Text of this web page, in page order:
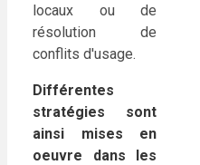
locaux ou de
résolution de
conflits d'usage.
Différentes
stratégies sont
ainsi mises en
oeuvre dans les